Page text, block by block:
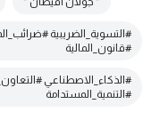
#التسوية_الضريبية
#قانون_المالية
#الذكاء_الاصطناعي
#التنمية_المستدامة